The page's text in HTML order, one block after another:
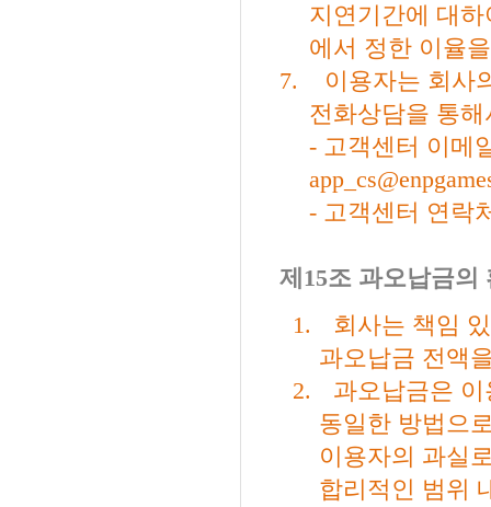
지연기간에 대
에서 정한 이율
7.
이용자는 회사
전화상담을 통
- 고객센터 이메
- 고객센터 연락
제 15조 과오납금의
1.
회사는 책임
과오납금 전액
2.
과오납금은
동일한 방법으
이용자의 과실
합리적인 범위